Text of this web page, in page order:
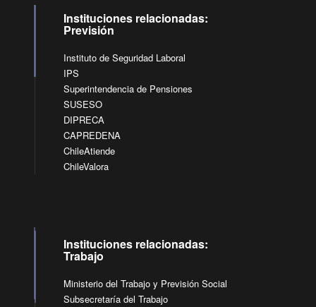
Instituciones relacionadas:
Previsión
Instituto de Seguridad Laboral
IPS
Superintendencia de Pensiones
SUSESO
DIPRECA
CAPREDENA
ChileAtiende
ChileValora
Instituciones relacionadas:
Trabajo
Ministerio del Trabajo y Previsión Social
Subsecretaría del Trabajo